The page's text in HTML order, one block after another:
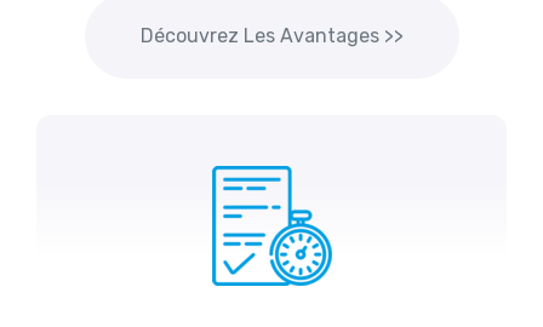
Découvrez Les Avantages >>